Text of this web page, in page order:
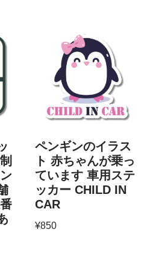
ペンギンのイラス
ト 赤ちゃんが乗っ
ています 車用ステ
ッカー CHILD IN
CAR
¥850